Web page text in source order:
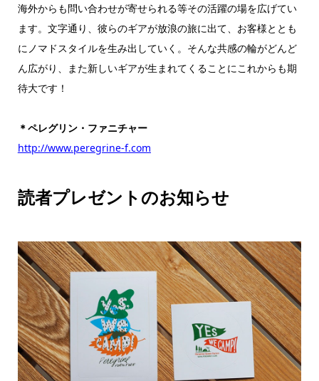
海外からも問い合わせが寄せられる等その活躍の場を広げてい
ます。文字通り、彼らのギアが放浪の旅に出て、お客様ととも
にノマドスタイルを生み出していく。そんな共感の輪がどんど
ん広がり、また新しいギアが生まれてくることにこれからも期
待大です！
＊ペレグリン・ファニチャー
http://www.peregrine-f.com
読者プレゼントのお知らせ